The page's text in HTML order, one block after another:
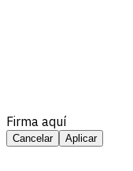
Firma aquí
Cancelar Aplicar